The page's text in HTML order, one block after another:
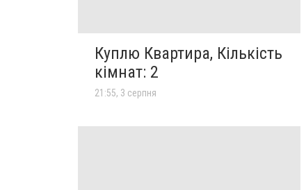
Куплю Квартира, Кількість
кімнат: 2
21:55, 3 серпня